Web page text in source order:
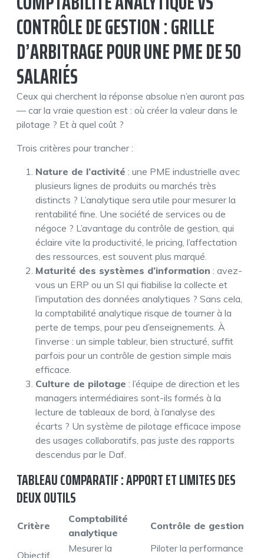
CONTRÔLE DE GESTION : GRILLE
D’ARBITRAGE POUR UNE PME DE 50
SALARIÉS
Ceux qui cherchent la réponse absolue n’en auront pas
— car la vraie question est : où créer la valeur dans le
pilotage ? Et à quel coût ?
Trois critères pour trancher :
Nature de l’activité : une PME industrielle avec
plusieurs lignes de produits ou marchés très
distincts ? L’analytique sera utile pour mesurer la
rentabilité fine. Une société de services ou de
négoce ? L’avantage du contrôle de gestion, qui
éclaire vite la productivité, le pricing, l’affectation
des ressources, est souvent plus marqué.
Maturité des systèmes d’information : avez-
vous un ERP ou un SI qui fiabilise la collecte et
l’imputation des données analytiques ? Sans cela,
la comptabilité analytique risque de tourner à la
perte de temps, pour peu d’enseignements. À
l’inverse : un simple tableur, bien structuré, suffit
parfois pour un contrôle de gestion simple mais
efficace.
Culture de pilotage : l’équipe de direction et les
managers intermédiaires sont-ils formés à la
lecture de tableaux de bord, à l’analyse des
écarts ? Un système de pilotage efficace impose
des usages collaboratifs, pas juste des rapports
descendus par le Daf.
TABLEAU COMPARATIF : APPORT ET LIMITES DES
DEUX OUTILS
Critère
Comptabilité
analytique
Contrôle de gestion
Objectif
Mesurer la
Piloter la performance